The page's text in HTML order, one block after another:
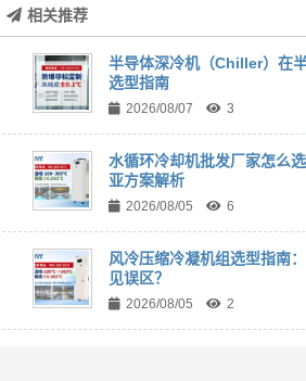
相关推荐
半导体深冷机（Chiller）在
选型指南
2026/08/07 3
水循环冷却机批发厂家怎么
亚方案解析
2026/08/05 6
风冷压缩冷凝机组选型指南
见误区？
2026/08/05 2